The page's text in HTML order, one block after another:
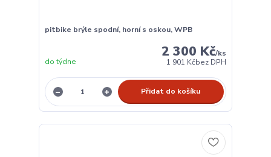
pitbike brýle spodní, horní s oskou, WPB
2 300 Kč/ks
1 901 Kčbez DPH
do týdne
Přidat do košíku